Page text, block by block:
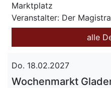
Marktplatz
Veranstalter: Der
alle
Do. 18.02.2027
Wochenmarkt